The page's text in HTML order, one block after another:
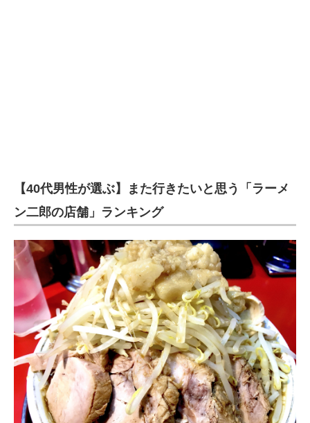
【40代男性が選ぶ】また行きたいと思う「ラーメ
ン二郎の店舗」ランキング